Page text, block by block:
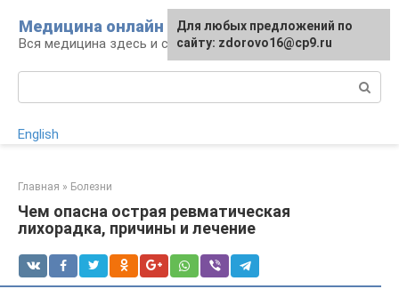
контенту
Медицина онлайн
Вся медицина здесь и сейчас
English
Главная » Болезни
Чем опасна острая ревматическая
лихорадка, причины и лечение
Для любых предложений по
сайту: zdorovo16@cp9.ru